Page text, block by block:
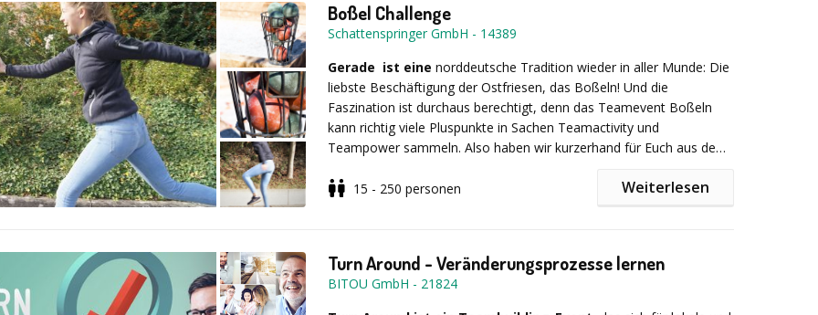
Boßel Challenge
Schattenspringer GmbH - 14389
Gerade ist eine norddeutsche Tradition wieder in aller Munde: Die
liebste Beschäftigung der Ostfriesen, das Boßeln! Und die
Faszination ist durchaus berechtigt, denn das Teamevent Boßeln
kann richtig viele Pluspunkte in Sachen Teamactivity und
Teampower sammeln. Also haben wir kurzerhand für Euch aus dem
Teamevent für alle Altersgruppen gemacht.
15 - 250 personen Weiterlesen
Turn Around - Veränderungsprozesse lernen
BITOU GmbH - 21824